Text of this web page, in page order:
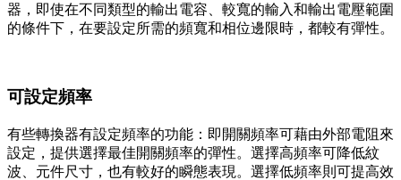
器，即使在不同類型的輸出電容、較寬的輸入和輸出電壓範圍
的條件下，在要設定所需的頻寬和相位邊限時，都較有彈性。
可設定頻率
有些轉換器有設定頻率的功能：即開關頻率可藉由外部電阻來
設定，提供選擇最佳開關頻率的彈性。選擇高頻率可降低紋
波、元件尺寸，也有較好的瞬態表現。選擇低頻率則可提高效